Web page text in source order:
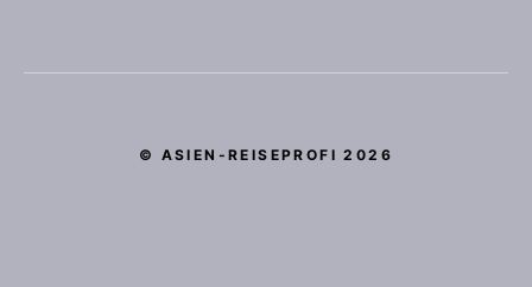
© ASIEN-REISEPROFI 2026